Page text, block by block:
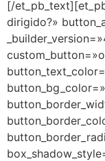
[/
dirigido?»